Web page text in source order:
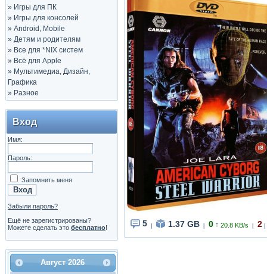
» Игры для ПК
» Игры для консолей
» Android, Mobile
» Детям и родителям
» Все для *NIX систем
» Всё для Apple
» Мультимедиа, Дизайн,
Графика
» Разное
Вход
Имя:
Пароль:
Запомнить меня
Забыли пароль?
Ещё не зарегистрированы?
Можете сделать это бесплатно!
Август 2026
5 1.37 GB 0 ↑ 20.8 KB/s 2